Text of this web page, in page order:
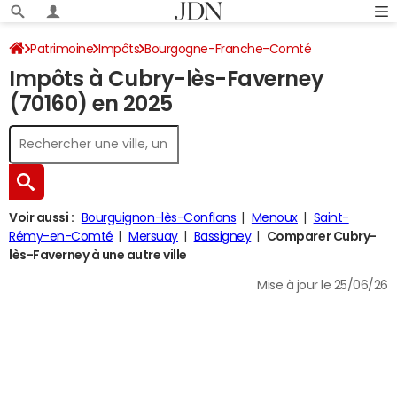
Patrimoine Impôts Bourgogne-Franche-Comté
Haute-Saône Cubry-lès-Faverney Impôt sur le revenu
Impôts à Cubry-lès-Faverney
(70160) en 2025
Voir aussi : Bourguignon-lès-Conflans Menoux
Saint-
Rémy-en-Comté
Mersuay Bassigney
Comparer Cubry-
lès-Faverney à une autre ville
Mise à jour le 25/06/26